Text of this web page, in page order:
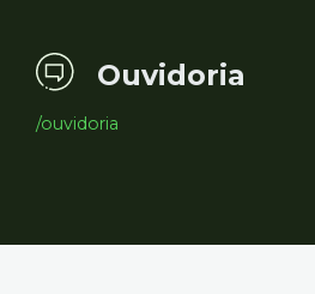
Ouvidoria
/ouvidoria